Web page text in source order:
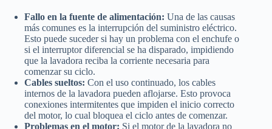
Fallo en la fuente de alimentación: Una de las causas
más comunes es la interrupción del suministro eléctrico.
Esto puede suceder si hay un problema con el enchufe o
si el interruptor diferencial se ha disparado, impidiendo
que la lavadora reciba la corriente necesaria para
comenzar su ciclo.
Cables sueltos: Con el uso continuado, los cables
internos de la lavadora pueden aflojarse. Esto provoca
conexiones intermitentes que impiden el inicio correcto
del motor, lo cual bloquea el ciclo antes de comenzar.
Problemas en el motor: Si el motor de la lavadora no